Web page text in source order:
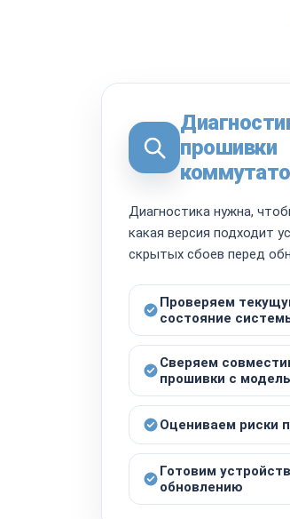
прошивки
Диагностика нужна,
какая версия подходит
скрытых сбоев перед
Проверяем
состояние
Сверяем
прошивки с
Оцениваем риски
Готовим
обновлению